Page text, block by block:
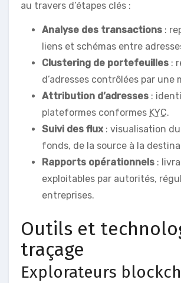
au travers d’étapes clés :
Analyse des transactions :
liens et schémas entre
Clustering de portefeuilles :
d’adresses contrôlées par une
Attribution d’adresses :
plateformes conformes KYC.
Suivi des flux : visualisation
fonds, de la source à la
Rapports opérationnels :
exploitables par autorités,
entreprises.
Outils et
traçage
Explorateurs